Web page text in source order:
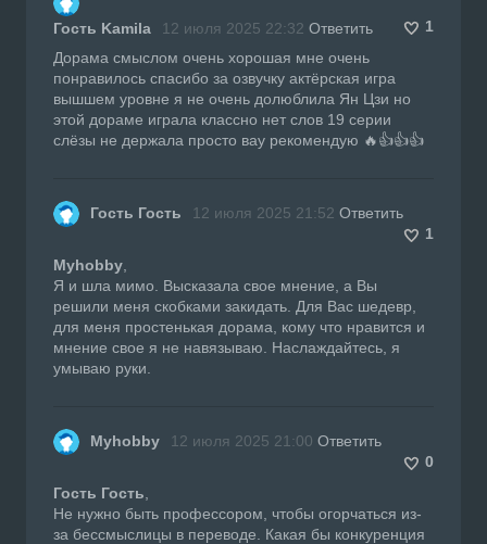
Гость Kamila 12 июля 2025 22:32 Ответить
1
Дорама смыслом очень хорошая мне очень
понравилось спасибо за озвучку актёрская игра
вышшем уровне я не очень долюблила Ян Цзи но
этой дораме играла классно нет слов 19 серии
слёзы не держала просто вау рекомендую 🔥👍👍👍
Гость Гость 12 июля 2025 21:52 Ответить
1
Myhobby
Я и шла мимо. Высказала свое мнение, а Вы
решили меня скобками закидать. Для Вас шедевр,
для меня простенькая дорама, кому что нравится и
мнение свое я не навязываю. Наслаждайтесь, я
умываю руки.
Myhobby 12 июля 2025 21:00 Ответить
0
Гость Гость
Не нужно быть профессором, чтобы огорчаться из-
за бессмыслицы в переводе. Какая бы конкуренция